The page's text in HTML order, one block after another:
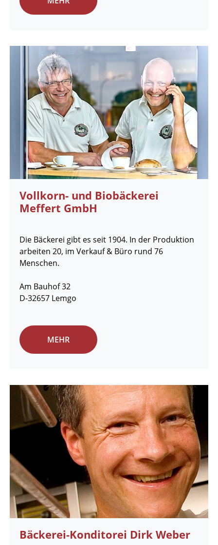
Vollkorn- und Biobäckerei
Meffert GmbH
Die Bäckerei gibt es seit 1904. In der Produktion
arbeiten 20, im Verkauf & Büro rund 76
Menschen.
Am Bauhof 32
D-32657 Lemgo
MEHR
Bäckerei-Konditorei Dirk Weber